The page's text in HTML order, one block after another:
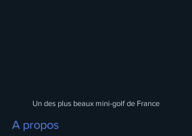
Un des plus beaux mini-golf de France
A propos